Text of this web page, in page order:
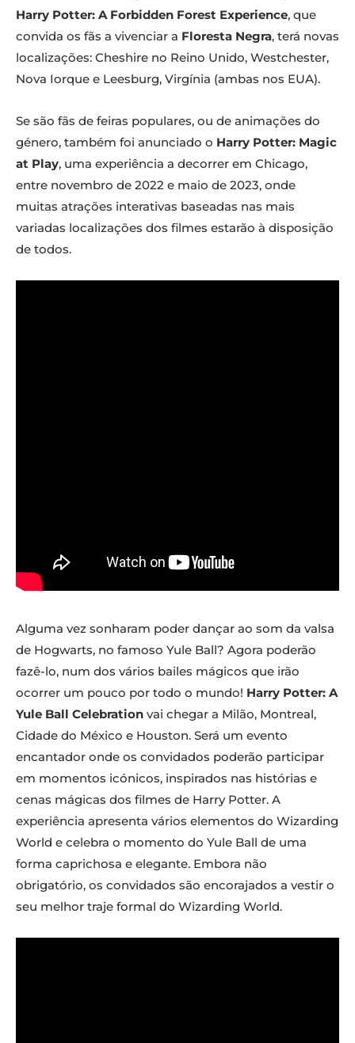
Harry Potter: A Forbidden Forest Experience, que
convida os fãs a vivenciar a Floresta Negra, terá novas
localizações: Cheshire no Reino Unido, Westchester,
Nova Iorque e Leesburg, Virgínia (ambas nos EUA).
Se são fãs de feiras populares, ou de animações do
género, também foi anunciado o Harry Potter: Magic
at Play, uma experiência a decorrer em Chicago,
entre novembro de 2022 e maio de 2023, onde
muitas atrações interativas baseadas nas mais
variadas localizações dos filmes estarão à disposição
de todos.
Alguma vez sonharam poder dançar ao som da valsa
de Hogwarts, no famoso Yule Ball? Agora poderão
fazê-lo, num dos vários bailes mágicos que irão
ocorrer um pouco por todo o mundo! Harry Potter: A
Yule Ball Celebration vai chegar a Milão, Montreal,
Cidade do México e Houston. Será um evento
encantador onde os convidados poderão participar
em momentos icónicos, inspirados nas histórias e
cenas mágicas dos filmes de Harry Potter. A
experiência apresenta vários elementos do Wizarding
World e celebra o momento do Yule Ball de uma
forma caprichosa e elegante. Embora não
obrigatório, os convidados são encorajados a vestir o
seu melhor traje formal do Wizarding World.